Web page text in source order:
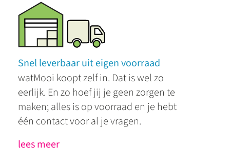
Snel leverbaar uit eigen voorraad
watMooi koopt zelf in. Dat is wel zo
eerlijk. En zo hoef jij je geen zorgen te
maken; alles is op voorraad en je hebt
één contact voor al je vragen.
lees meer